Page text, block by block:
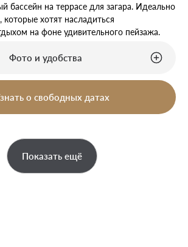
бассейн на террасе для загара. Идеально
хотят насладиться
на фоне удивительного пейзажа.
Фото и удобства
о свободных датах
Показать ещё